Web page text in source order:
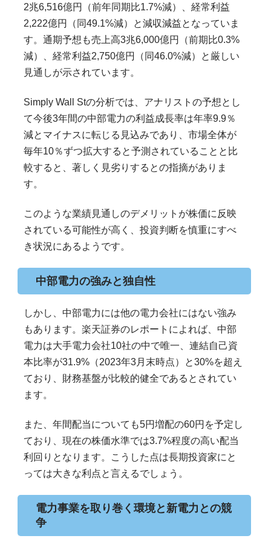
2兆6,516億円（前年同期比1.7%減）、経常利益
2,222億円（同49.1%減）と減収減益となっていま
す。通期予想も売上高3兆6,000億円（前期比0.3%
減）、経常利益2,750億円（同46.0%減）と厳しい
見通しが示されています。
Simply Wall Stの分析では、アナリストの予想とし
て今後3年間の中部電力の利益成長率は年率9.9％
減とマイナスに転じる見込みであり、市場全体が
毎年10％ずつ拡大すると予測されていることと比
較すると、著しく見劣りするとの指摘がありま
す。
このような業績見通しのデメリットが株価に反映
されている可能性が高く、投資判断を慎重にすべ
き状況にあるようです。
中部電力の強みと独自性
しかし、中部電力には他の電力会社にはない強み
もあります。楽天証券のレポートによれば、中部
電力は大手電力会社10社の中で唯一、連結自己資
本比率が31.9%（2023年3月末時点）と30%を超え
ており、財務基盤が比較的健全であるとされてい
ます。
また、年間配当についても5円増配の60円を予定し
ており、現在の株価水準では3.7%程度の高い配当
利回りとなります。こうした点は長期投資家にと
っては大きな利点と言えるでしょう。
電力事業を取り巻く環境と新電力との競
争